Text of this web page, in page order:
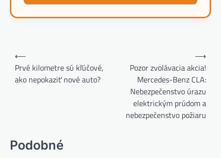
Navigácia
článku
⟵
Prvé kilometre sú kľúčové,
ako nepokaziť nové auto?
Pozor zvolávacia akcia!
Mercedes-Benz CLA:
Nebezpečenstvo úrazu
elektrickým prúdom a
nebezpečenstvo požiaru
⟶
Podobné